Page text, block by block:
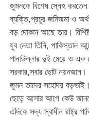
জুমনকে বিশেষ স্নেহ
ব্যক্তি,প্রচুর জমিজমা ও
বড় দোকান আছে তার।
যুব নেতা তিনি, পাকিস্তান
পানাউল্লার দুই মেয়ে ও এক
সরকার,সবার ছোট নয়নজান।
জুমন তাদের সহোদর
ছেড়ে আসার আগে কেউ
এদিকে সদ্য স্বাধীন রাষ্ট্র